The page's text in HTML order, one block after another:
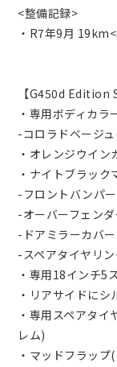
<整備記録>
・R7年9月
【G450d Edition
・専用ボディカラ
-コロラドベージ
・オレンジウイ
・ナイトブラック
-フロントバンパ
-オーバーフェン
-ドアミラーカバー
-スペアタイヤリ
・専用18インチ5
・リアサイドに
・専用スペアタ
レム)
・マッドフラッ